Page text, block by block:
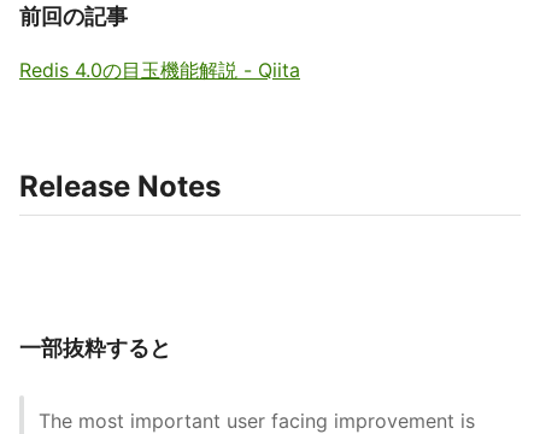
前回の記事
Redis 4.0の目玉機能解説 - Qiita
Release Notes
一部抜粋すると
The most important user facing improvement is